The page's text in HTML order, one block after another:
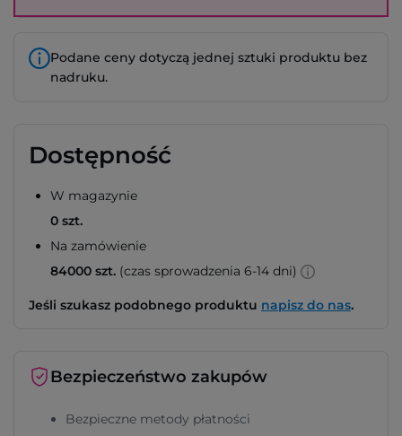
Podane ceny dotyczą jednej sztuki produktu bez
nadruku.
Dostępność
W magazynie
0 szt.
Na zamówienie
84000 szt. (czas sprowadzenia 6-14 dni)
Jeśli szukasz podobnego produktu napisz do nas.
Bezpieczeństwo zakupów
Bezpieczne metody płatności